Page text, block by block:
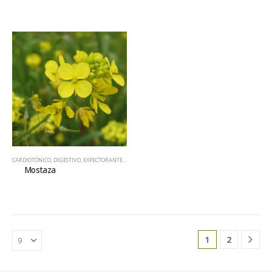
CARDIOTÓNICO, DIGESTIVO, EXPECTORANTE,HIERBAS
Mostaza
1 2